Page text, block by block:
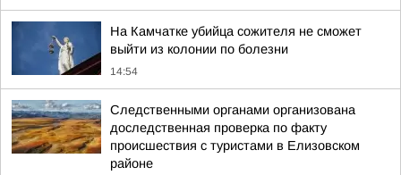
На Камчатке убийца сожителя не сможет
выйти из колонии по болезни
14:54
Следственными органами организована
доследственная проверка по факту
происшествия с туристами в Елизовском
районе